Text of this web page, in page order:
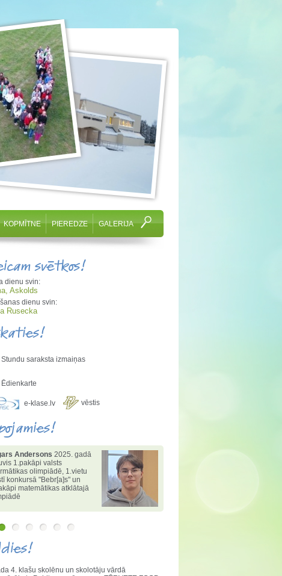
KOPMĪTNE PIEREDZE GALERIJA
svētkos!
dienu svin:
Askolds
dienu svin:
Rusecka
Stundu saraksta izmaiņas
Ēdienkarte
e-klase.lv vēstis
Andersons 2025. gadā
1.pakāpi valsts
olimpiādē, 1.vietu
konkursā "Bebr[a]s" un
matemātikas atklātajā
4. klašu skolēnu un skolotāju vārdā